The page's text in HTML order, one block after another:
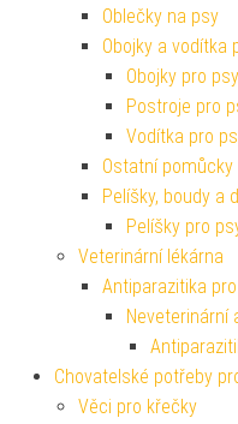
Oblečky na psy
Obojky a vodítka
Obojky pro psy
Postroje pro
Vodítka pro
Ostatní
Pelíšky, boudy a
Pelíšky pro
Veterinární lékárna
Antiparazitika
Neveterinární
Chovatelské potřeby
Věci pro křečky